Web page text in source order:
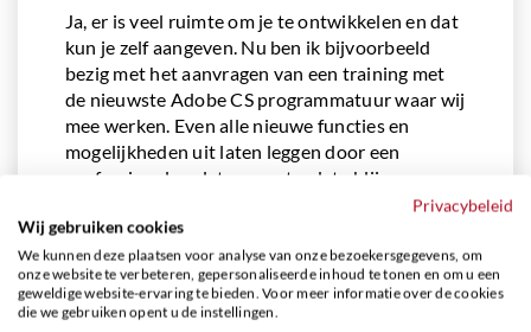
Ja, er is veel ruimte om je te ontwikkelen en dat
kun je zelf aangeven. Nu ben ik bijvoorbeeld
bezig met het aanvragen van een training met
de nieuwste Adobe CS programmatuur waar wij
mee werken. Even alle nieuwe functies en
mogelijkheden uit laten leggen door een
professional, zodat we up-to-date blijven.
Hoe zou je de sfeer met je collega’s willen
beschrijven?
De sfeer met mijn collega’s is superfijn, inclusief
buiten onze afdeling en de op externe
Privacybeleid
Wij gebruiken cookies
We kunnen deze plaatsen voor analyse van onze bezoekersgegevens, om
onze website te verbeteren, gepersonaliseerde inhoud te tonen en om u een
geweldige website-ervaring te bieden. Voor meer informatie over de cookies
die we gebruiken opent u de instellingen.